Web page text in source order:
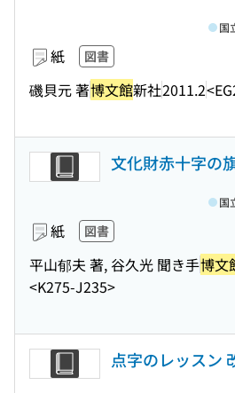
紙 図書
磯貝元 著博文館新社2011.2
国
文化財赤十字の
紙 図書
平山郁夫 著, 谷久光 聞き手博文
<K275-J235>
国
点字のレッスン